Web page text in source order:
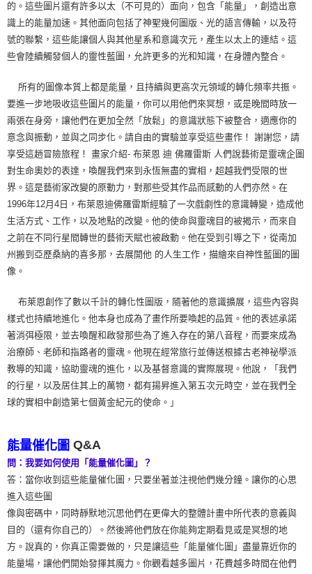
的。這些圖片還有許多以太（不可見的）面向，包含「能量」，創造出意
識上的能量加速。其他面向包括了神聖幾何圖版、光的語言傳輸，以及符
號的聯繫，這些能讓個人與其他星系和意識次元，產生以太上的連結。這
些會陸續觸發個人的靈性藍圖，允許更多的光和知識，在身體內整合。
所有的圖像本質上都是能量，且持續與更高次元領域的轉化頻率共振。
要進一步地吸收這些圖片的能量，你可以用他們來冥想，或是晚間時放一
兩張在身旁，讓他們在更加全然「放鬆」的意識狀態下被整合，適應你的
意念與振動，並與之同步化。請自由的實驗並享受這些畫作！ 謝謝您，請
享受這趟冒險旅程！ 畫家介紹- 布萊恩 迪 佛羅雷斯 人們說藝術是靈魂企圖
對生命奧妙的表達，喚醒我們來到永恆無盡的實相，超越我們受限的世
界。這是藝術家改變的原動力，對那些受其作品而感動的人們亦然。在
1996年12月4日，布萊恩迪佛羅雷斯經驗了一次戲劇性的意識轉變，造成他
生活方式、工作，以及地點的改變。他的使命與靈魂目的被揭示，而來自
之前在不同行星間轉世的藝術天賦也被啟動。他在受到引導之下，從南加
州搬到亞歷桑納的喜多那，去展開他 的人生工作，描繪來自神性藍圖的圖
像。
布萊恩創作了數以千計的轉化性圖版，隨著他的意識擴展，這些內容與
樣式也持續地進化。他本身也成為了畫作所要喚起的品質。他的表述承諾
著消弭極限，並去喚醒和啟發那些為了進入存在的第八音程，而要來成為
治療師、老師和指路者的靈魂。他現在經常旅行並傳送根據古老神祕學派
教導的知識，協助靈魂的進化，以及基督意識的實際展現。他說，「我們
的行星，以及居住其上的萬物，都有揚昇進入第五次元時空，並在我們全
球的實相中創造第七個黃金紀元的使命。」
能量催化圖 Q&A
問：我要如何使用「能量催化圖」？
答：當你收到這些能量催化圖，只要坐著並注視他們幾分鐘。讓你的心思
進入這些圖
像與密碼中，同時靜默地沉思他們在更偉大的整體計畫中所代表的意義與
目的（還有你自己的）。然後將他們放在你能夠定期看見或是冥想的地
方。說真的，你真正需要做的，只是讓這些「能量催化圖」盡量靠近你的
能量場，讓他們開始發揮其魔力。你觀看越多圖片，花費越多時間在他們